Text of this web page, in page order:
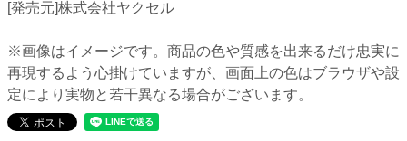
[発売元]株式会社ヤクセル
※画像はイメージです。商品の色や質感を出来るだけ忠実に
再現するよう心掛けていますが、画面上の色はブラウザや設
定により実物と若干異なる場合がございます。